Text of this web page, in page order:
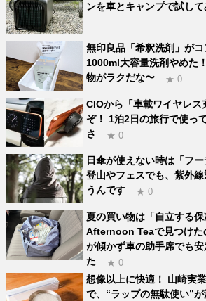
ンを車とキャンプで試して
無印良品「希釈洗剤」がコ
1000ml大容量洗剤やめた
物がラクだな〜
★ 0
CIOから「車載ワイヤレス
ぞ！ 1泊2日の旅行で使っ
さ
★ 0
日傘が使えない時は「フ
登山やフェスでも、紫外
うんです
★ 0
夏の買い物は「自立する保
Afternoon Teaで見つけた
が傾かず車の助手席でも
た
★ 0
想像以上に快適！ 山崎実
で、“ラップの無駄使い”が